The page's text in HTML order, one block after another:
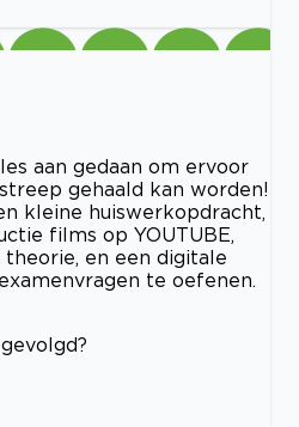
aan gedaan om ervoor
gehaald kan worden!
kleine huiswerkopdracht,
films op YOUTUBE,
en een digitale
te oefenen.